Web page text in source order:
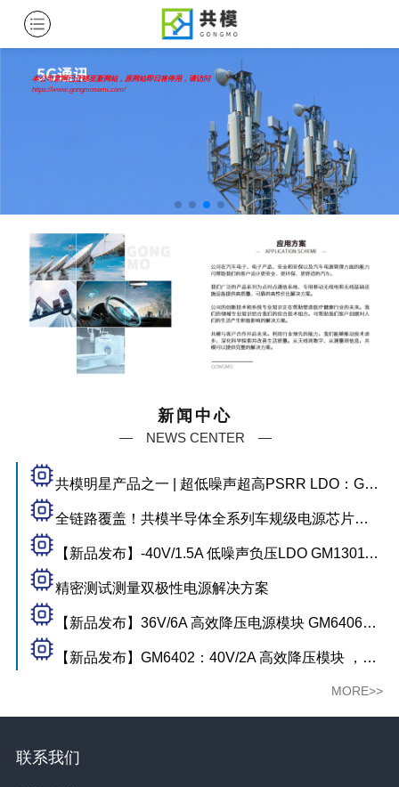
本公司官网已迁移至新网站，原网站即日将停用，请访问
https://www.gongmosemi.com/
新闻中心
— NEWS CENTER —
共模明星产品之一 | 超低噪声超高PSRR LDO：GM1200
全链路覆盖！共模半导体全系列车规级电源芯片，筑牢智能座舱供电基石
【新品发布】-40V/1.5A 低噪声负压LDO GM13011：支持高压输入与固定高压输出，低热阻封装应对严苛散热挑战
精密测试测量双极性电源解决方案
【新品发布】36V/6A 高效降压电源模块 GM6406：高集成度与超低EMI的完美融合，重塑工业电源设计标杆
【新品发布】GM6402：40V/2A 高效降压模块 ，LTM8074 最佳替代，芯片涨价潮中，共模好芯不涨价
MORE>>
联系我们